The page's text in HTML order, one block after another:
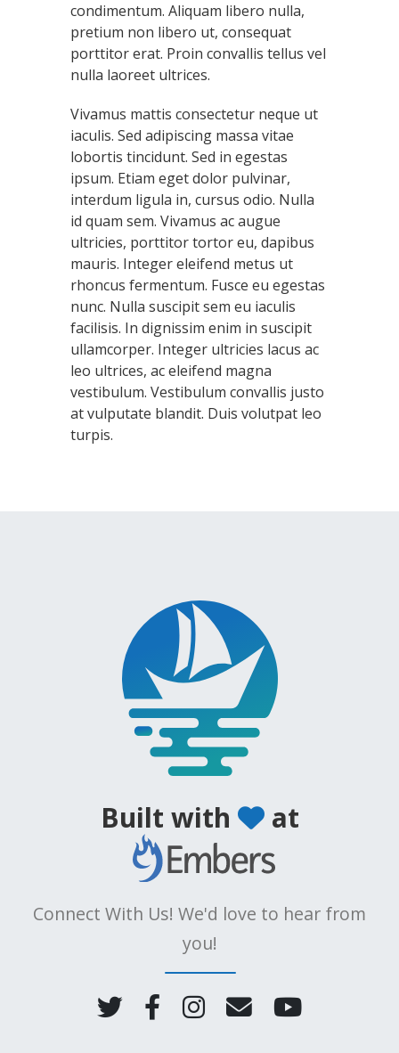
condimentum. Aliquam libero nulla,
pretium non libero ut, consequat
porttitor erat. Proin convallis tellus vel
nulla laoreet ultrices.
Vivamus mattis consectetur neque ut
iaculis. Sed adipiscing massa vitae
lobortis tincidunt. Sed in egestas
ipsum. Etiam eget dolor pulvinar,
interdum ligula in, cursus odio. Nulla
id quam sem. Vivamus ac augue
ultricies, porttitor tortor eu, dapibus
mauris. Integer eleifend metus ut
rhoncus fermentum. Fusce eu egestas
nunc. Nulla suscipit sem eu iaculis
facilisis. In dignissim enim in suscipit
ullamcorper. Integer ultricies lacus ac
leo ultrices, ac eleifend magna
vestibulum. Vestibulum convallis justo
at vulputate blandit. Duis volutpat leo
turpis.
Built with at
Connect With Us! We'd love to hear from
you!